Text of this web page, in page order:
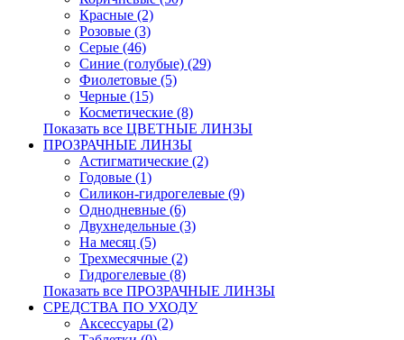
Красные (2)
Розовые (3)
Серые (46)
Синие (голубые) (29)
Фиолетовые (5)
Черные (15)
Косметические (8)
Показать все ЦВЕТНЫЕ ЛИНЗЫ
ПРОЗРАЧНЫЕ ЛИНЗЫ
Астигматические (2)
Годовые (1)
Силикон-гидрогелевые (9)
Однодневные (6)
Двухнедельные (3)
На месяц (5)
Трехмесячные (2)
Гидрогелевые (8)
Показать все ПРОЗРАЧНЫЕ ЛИНЗЫ
СРЕДСТВА ПО УХОДУ
Аксессуары (2)